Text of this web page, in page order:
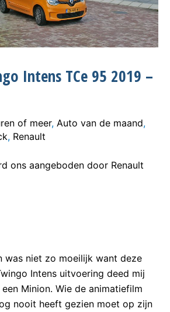
Intens TCe 95 2019 –
of meer, Auto van de maand,
, Renault
ons aangeboden door Renault
was niet zo moeilijk want deze
Intens uitvoering deed mij
Minion. Wie de animatiefilm
nooit heeft gezien moet op zijn